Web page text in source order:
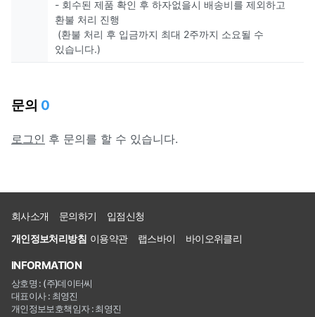
- 회수된 제품 확인 후 하자없을시 배송비를 제외하고
환불 처리 진행
(환불 처리 후 입금까지 최대 2주까지 소요될 수
있습니다.)
문의 0
로그인 후 문의를 할 수 있습니다.
회사소개 문의하기
입점신청
개인정보처리방침 이용약관 랩스바이 바이오위클리
INFORMATION
상호명 : (주)데이터씨
대표이사 : 최영진
개인정보보호책임자 : 최영진